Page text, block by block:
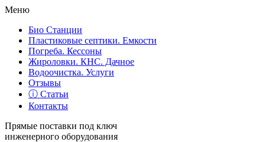
Меню
Био Станции
Пластиковые септики. Емкости
Погреба. Кессоны
Жироловки. КНС. Дачное
Водоочистка. Услуги
Отзывы
ⓘ Статьи
Контакты
Прямые поставки под ключ
инженерного оборудования